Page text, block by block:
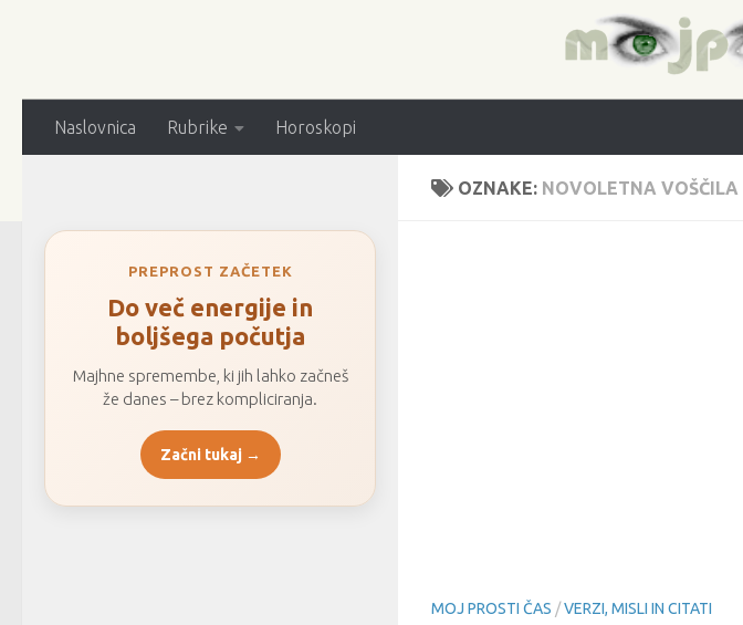
Naslovnica Rubrike Horoskopi
OZNAKE: NOVOLETNA VOŠČILA
MOJ PROSTI ČAS /VERZI, MISLI IN CITATI
PREPROST ZAČETEK
Do več energije in
boljšega počutja
Majhne spremembe, ki jih lahko začneš
že danes – brez kompliciranja.
Začni tukaj →